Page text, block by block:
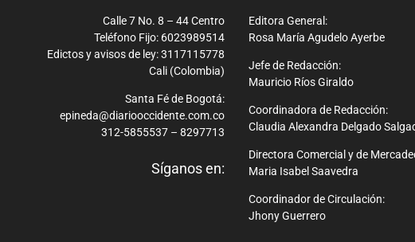
Calle 7 No. 8 – 44 Centro
Teléfono Fijo: 6023989514
Edictos y avisos de ley: 3117115778
Cali (Colombia)
Santa Fé de Bogotá:
epineda@diariooccidente.com.co
312-5855537 – 8297713
Síganos en:
Editora General:
Rosa María Agudelo Ayerbe
Jefe de Redacción:
Mauricio Ríos Giraldo
Coordinadora de Redacción:
Claudia Alexandra Delgado
Directora Comercial y de
Maria Isabel Saavedra
Coordinador de Circulación:
Jhony Guerrero